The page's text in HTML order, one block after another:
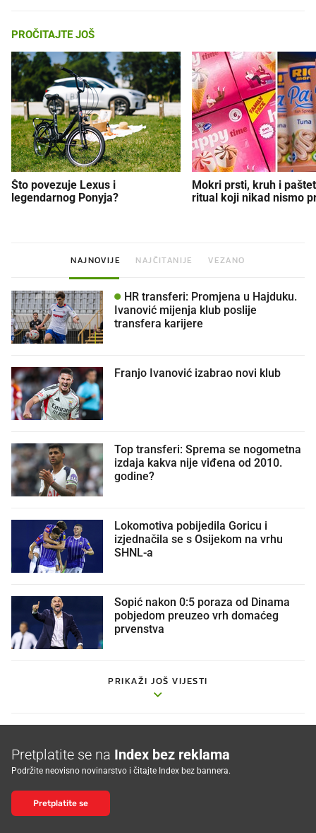
PROČITAJTE JOŠ
Što povezuje Lexus i
legendarnog Ponyja?
Mokri prsti, kruh i
ritual koji nikad nismo
NAJNOVIJE NAJČITANIJE VEZANO
HR transferi: Promjena u Hajduku.
Ivanović mijenja klub poslije
transfera karijere
Franjo Ivanović izabrao novi klub
Top transferi: Sprema se nogometna
izdaja kakva nije viđena od 2010.
godine?
Lokomotiva pobijedila Goricu i
izjednačila se s Osijekom na vrhu
SHNL-a
Sopić nakon 0:5 poraza od Dinama
pobjedom preuzeo vrh domaćeg
prvenstva
PRIKAŽI JOŠ VIJESTI
Pretplatite se na Index bez reklama
Podržite neovisno novinarstvo i čitajte Index bez bannera.
Pretplatite se